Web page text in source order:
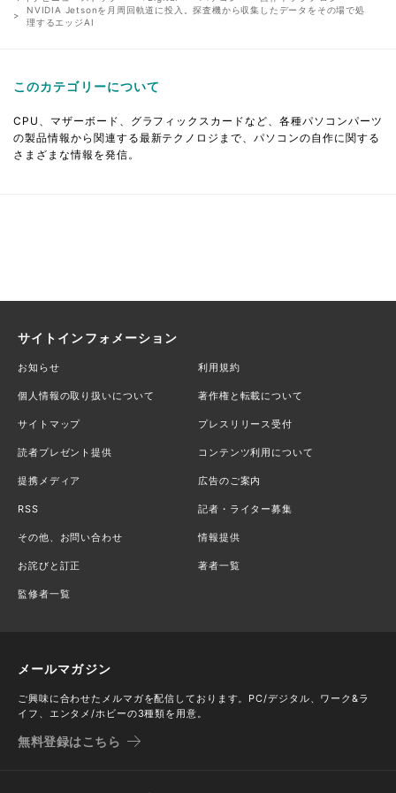
NVIDIA Jetsonを月周回軌道に投入。探査機から収集したデータをその場で処
理するエッジAI
このカテゴリーについて
CPU、マザーボード、グラフィックスカードなど、各種パソコンパーツ
の製品情報から関連する最新テクノロジまで、パソコンの自作に関する
さまざまな情報を発信。
サイトインフォメーション
お知らせ 利用規約
個人情報の取り扱いについて 著作権と転載について
サイトマップ プレスリリース受付
読者プレゼント提供 コンテンツ利用について
提携メディア 広告のご案内
RSS 記者・ライター募集
その他、お問い合わせ 情報提供
お詫びと訂正 著者一覧
監修者一覧
メールマガジン
ご興味に合わせたメルマガを配信しております。PC/デジタル、ワーク&ラ
イフ、エンタメ/ホビーの3種類を用意。
無料登録はこちら